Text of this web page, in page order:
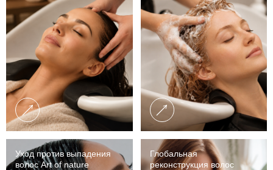
Уход против выпадения
волос Art of nature
Глобальная
реконструкция волос